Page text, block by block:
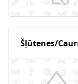
Šļūtenes/